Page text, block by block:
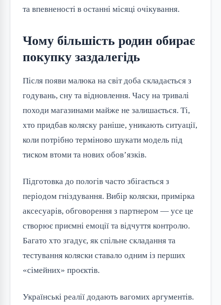
та впевненості в останні місяці очікування.
Чому більшість родин обирає
покупку заздалегідь
Після появи малюка на світ доба складається з
годувань, сну та відновлення. Часу на тривалі
походи магазинами майже не залишається. Ті,
хто придбав коляску раніше, уникають ситуації,
коли потрібно терміново шукати модель під
тиском втоми та нових обов’язків.
Підготовка до пологів часто збігається з
періодом гніздування. Вибір коляски, примірка
аксесуарів, обговорення з партнером — усе це
створює приємні емоції та відчуття контролю.
Багато хто згадує, як спільне складання та
тестування коляски ставало одним із перших
«сімейних» проєктів.
Українські реалії додають вагомих аргументів.